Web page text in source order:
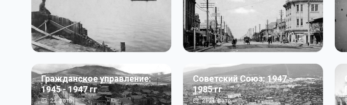
Гражданское управление:
1945 - 1947 гг
22фото
Советский Союз: 1947 -
1985 гг
2121фото